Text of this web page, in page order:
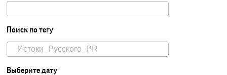
Поиск по тегу
Выберите дату